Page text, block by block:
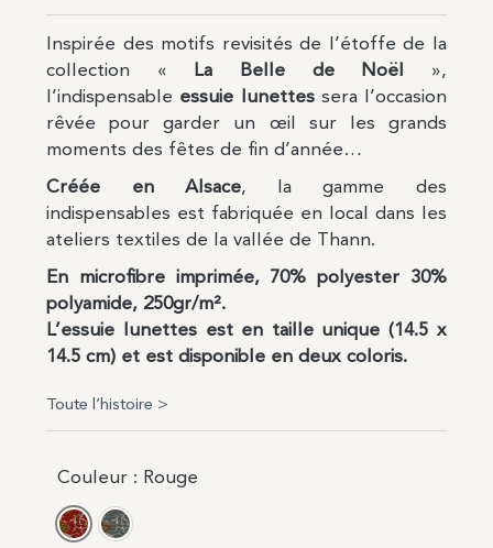
Inspirée des motifs revisités de l’étoffe de la
collection «
La Belle de Noël
»,
l’indispensable essuie lunettes sera l’occasion
rêvée pour garder un œil sur les grands
moments des fêtes de fin d’année…
Créée en Alsace,
la gamme des
indispensables est fabriquée en local dans les
ateliers textiles de la vallée de Thann.
En microfibre imprimée, 70% polyester 30%
polyamide, 250gr/m².
L’essuie lunettes est en taille unique (14.5 x
14.5 cm) et est disponible en deux coloris.
Toute l’histoire >
Couleur : Rouge
RougeBleu